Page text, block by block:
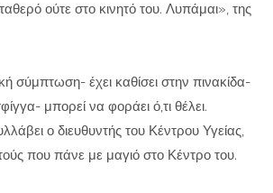
ούτε στο κινητό του. Λυπάμαι», της
σύμπτωση- έχει καθίσει στην πινακίδα-
μπορεί να φοράει ό,τι θέλει.
ο διευθυντής του Κέντρου Υγείας,
που πάνε με μαγιό στο Κέντρο του.